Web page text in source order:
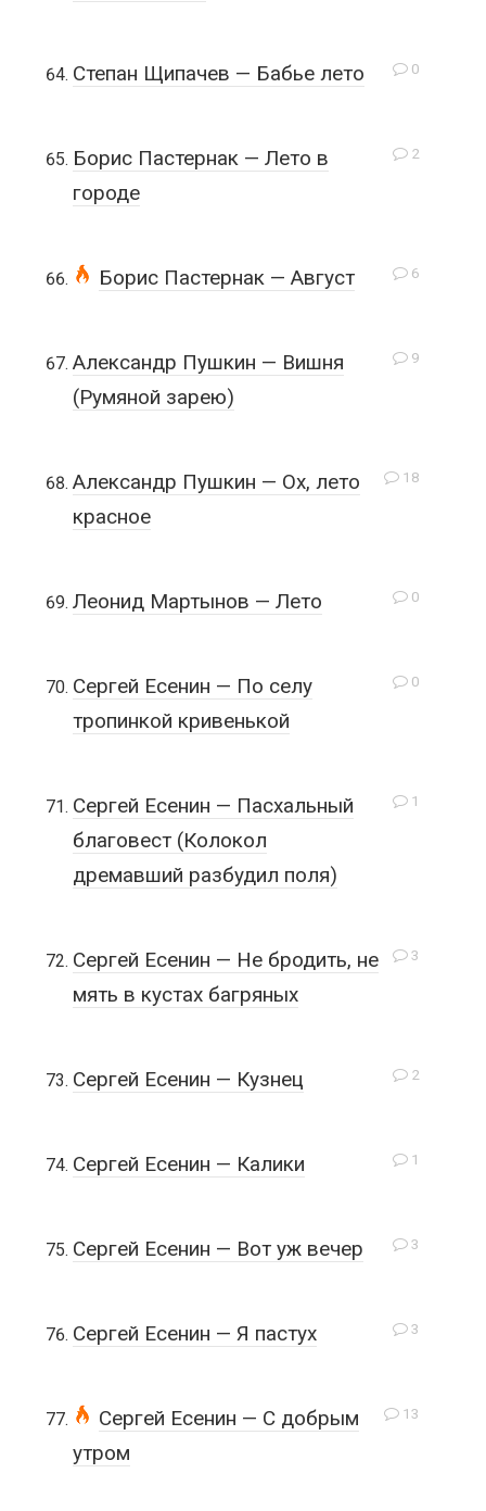
0
Степан Щипачев — Бабье лето
2
Борис Пастернак — Лето в
городе
6
Борис Пастернак — Август
9
Александр Пушкин — Вишня
(Румяной зарею)
18
Александр Пушкин — Ох, лето
красное
0
Леонид Мартынов — Лето
0
Сергей Есенин — По селу
тропинкой кривенькой
1
Сергей Есенин — Пасхальный
благовест (Колокол
дремавший разбудил поля)
3
Сергей Есенин — Не бродить, не
мять в кустах багряных
2
Сергей Есенин — Кузнец
1
Сергей Есенин — Калики
3
Сергей Есенин — Вот уж вечер
3
Сергей Есенин — Я пастух
13
Сергей Есенин — С добрым
утром